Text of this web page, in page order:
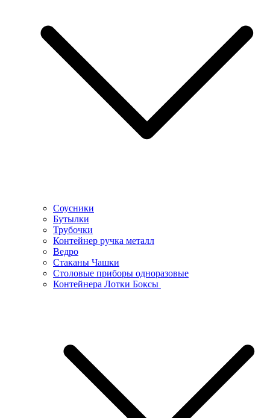
Соусники
Бутылки
Трубочки
Контейнер ручка металл
Ведро
Стаканы Чашки
Столовые приборы одноразовые
Контейнера Лотки Боксы